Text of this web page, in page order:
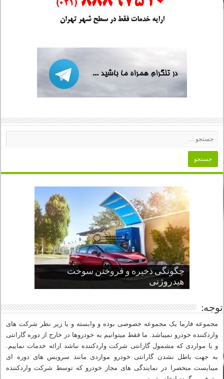
چگونگی ذخیره و فروختن سوخت
هیدروژنی
قدرتمندترین ماسل کارها یا خودروهای
عضلانی امریکایی
چرا نمک باعث خوردگی خودرو می شود؟
پنج کابین جذاب سال های اخیر صنعت
خودروسازی
از صفر تا صد طراحی خودرو قسمت
سوم
توجه:
مجموعه فارما یک مجموعه خصوصی بوده و وابسته و یا زیر نظر شرکت های
واردکننده خودرو نمیباشد. ما فقط میتوانیم به خودروها در خارج از دوره گارانتی
و یا مواردی که مشمول گارانتی شرکت واردکننده نباشد ارائه خدمات نماییم.
به جهت باطل نشدن گارانتی خودرو مواردی مانند سرویس های دوره ای
میبایست منحصرا در نمایندگی های مجاز خودرو که توسط شرکت واردکننده